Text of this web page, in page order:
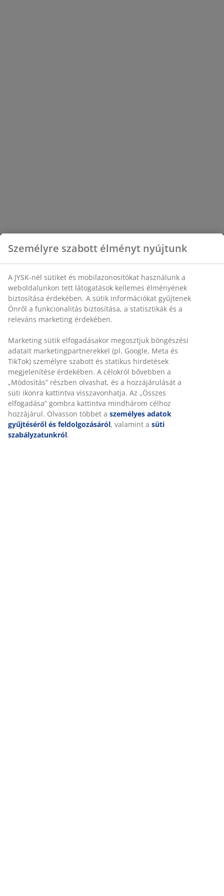
Személyre szabott élményt nyújtunk
A JYSK-nél sütiket és mobilazonosítókat használunk a
weboldalunkon tett látogatások kellemes élményének
biztosítása érdekében. A sütik információkat gyűjtenek
Önről a funkcionalitás biztosítása, a statisztikák és a
releváns marketing érdekében.
Marketing sütik elfogadásakor megosztjuk böngészési
adatait marketingpartnerekkel (pl. Google, Meta és
TikTok) személyre szabott és statikus hirdetések
megjelenítése érdekében. A célokról bővebben a
„Módosítás” részben olvashat, és a hozzájárulását a
süti ikonra kattintva visszavonhatja. Az „Összes
elfogadása” gombra kattintva mindhárom célhoz
hozzájárul. Olvasson többet a személyes adatok
gyűjtéséről és feldolgozásáról, valamint a süti
szabályzatunkról.